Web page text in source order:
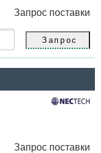
Запрос поставки
Запрос поставки